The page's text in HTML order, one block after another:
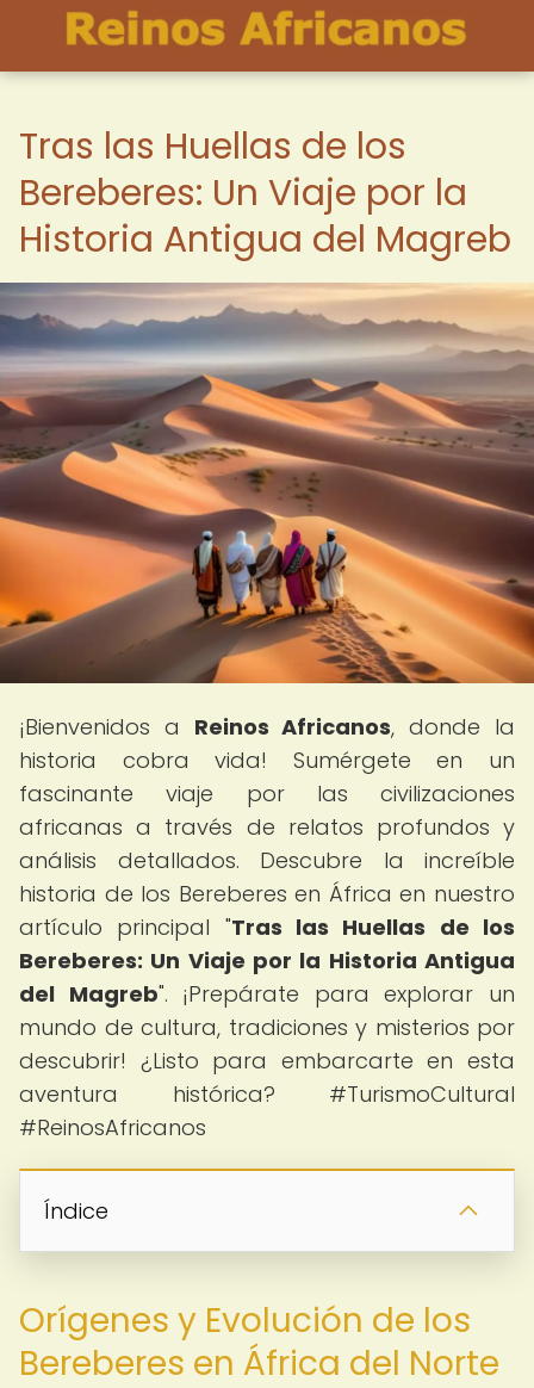
Tras las Huellas de los
Bereberes: Un Viaje por la
Historia Antigua del Magreb
¡Bienvenidos a Reinos Africanos, donde la
historia cobra vida! Sumérgete en un
fascinante viaje por las civilizaciones
africanas a través de relatos profundos y
análisis detallados. Descubre la increíble
historia de los Bereberes en África en nuestro
artículo principal "Tras las Huellas de los
Bereberes: Un Viaje por la Historia Antigua
del Magreb". ¡Prepárate para explorar un
mundo de cultura, tradiciones y misterios por
descubrir! ¿Listo para embarcarte en esta
aventura histórica? #TurismoCultural
#ReinosAfricanos
Índice
Orígenes y Evolución de los
Bereberes en África del Norte